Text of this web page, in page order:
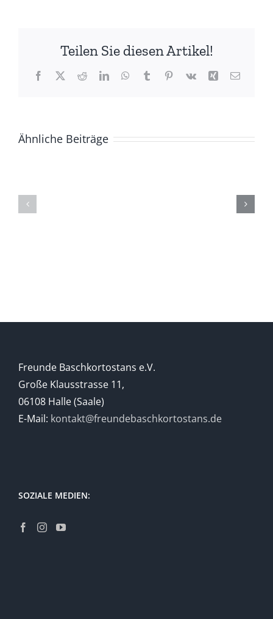
Teilen Sie diesen Artikel!
Facebook
X RedditLinkedInWhatsApp
TumblrPinterest
Vk Xing E-
Ähnliche Beiträge
Freunde Baschkortostans e.V.
Große Klausstrasse 11,
06108 Halle (Saale)
E-Mail: kontakt@freundebaschkortostans.de
SOZIALE MEDIEN: